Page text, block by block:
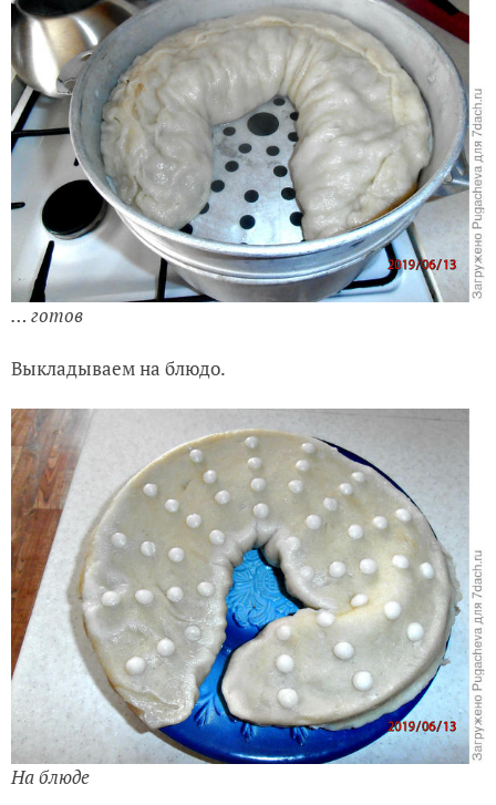
… готов
Выкладываем на блюдо.
На блюде